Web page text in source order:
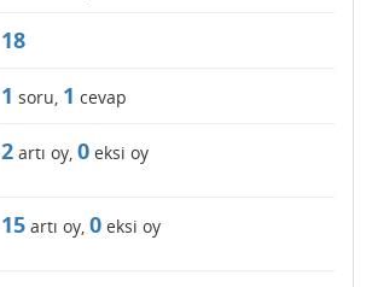
18
1 soru, 1 cevap
2 artı oy, 0 eksi oy
15 artı oy, 0 eksi oy